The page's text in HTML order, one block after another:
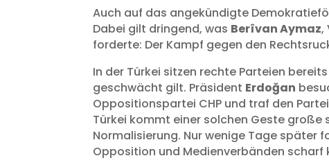
Auch auf das angekündigte
Dabei gilt dringend, was Berîvan Aymaz,
forderte: Der Kampf gegen den
In der Türkei sitzen rechte Parteien
geschwächt gilt. Präsident Erdoğan
Oppositionspartei CHP und traf den
Türkei kommt einer solchen Geste
Normalisierung. Nur wenige Tage später
Opposition und Medienverbänden scharf